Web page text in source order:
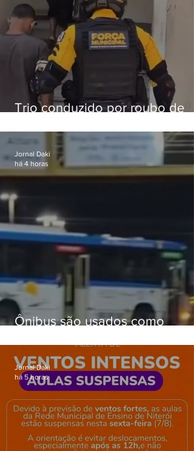
Trio conduzido por roubo de
passagens
Ônibus são usados como
Gardênia Azul
Jornal Daki
há 4 horas
Jornal Daki
há 5 horas